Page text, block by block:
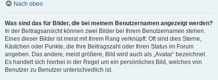
Nach oben
Was sind das für Bilder, die bei meinem Benutzernamen angezeigt werden?
In der Beitragsansicht können zwei Bilder bei Ihrem Benutzernamen stehen.
Eines dieser Bilder ist meist mit Ihrem Rang verknüpft: Oft sind dies Sterne,
Kästchen oder Punkte, die Ihre Beitragszahl oder Ihren Status im Forum
angeben. Das andere, meist größere, Bild wird auch als „Avatar“ bezeichnet.
Es handelt sich hierbei in der Regel um ein persönliches Bild, welches von
Benutzer zu Benutzer unterschiedlich ist.